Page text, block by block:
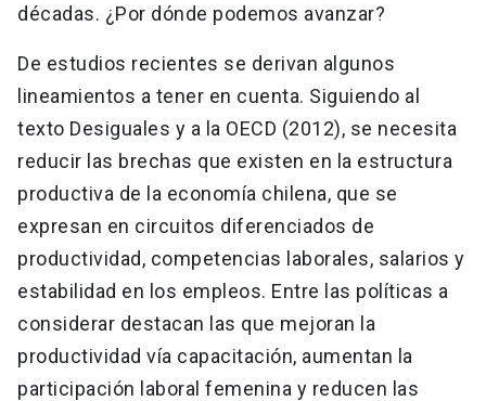
décadas. ¿Por dónde podemos avanzar?
De estudios recientes se derivan algunos
lineamientos a tener en cuenta. Siguiendo al
texto Desiguales y a la OECD (2012), se necesita
reducir las brechas que existen en la estructura
productiva de la economía chilena, que se
expresan en circuitos diferenciados de
productividad, competencias laborales, salarios y
estabilidad en los empleos. Entre las políticas a
considerar destacan las que mejoran la
productividad vía capacitación, aumentan la
participación laboral femenina y reducen las